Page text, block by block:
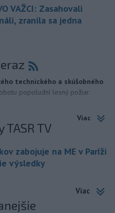
VAŽCI: Zasahovali
zranila sa jedna
technického a skúšobného
popoludní lesný požiar.
Viac
TV
zabojuje na ME v Paríži
výsledky
Viac